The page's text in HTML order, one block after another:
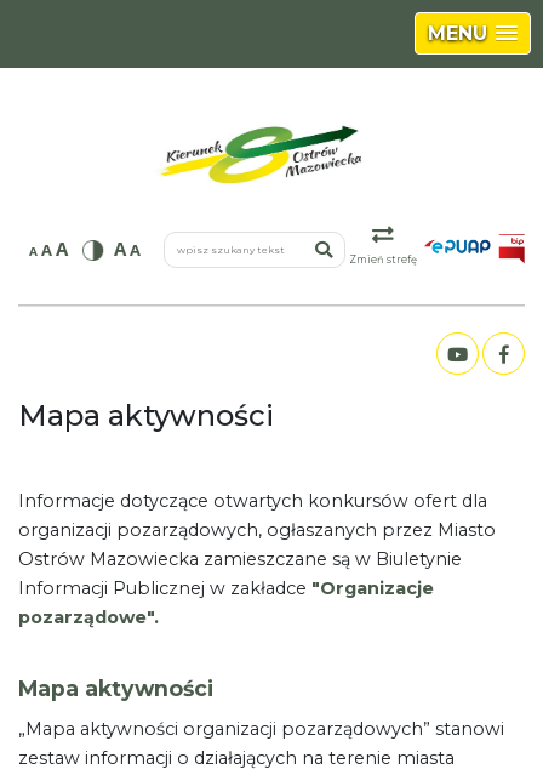
MENU
A AA AA wpisz szukany tekst
Zmień strefę
Mapa aktywności
Informacje dotyczące otwartych konkursów ofert dla
organizacji pozarządowych, ogłaszanych przez Miasto
Ostrów Mazowiecka zamieszczane są w Biuletynie
Informacji Publicznej w zakładce "Organizacje
pozarządowe".
Mapa aktywności
„Mapa aktywności organizacji pozarządowych” stanowi
zestaw informacji o działających na terenie miasta